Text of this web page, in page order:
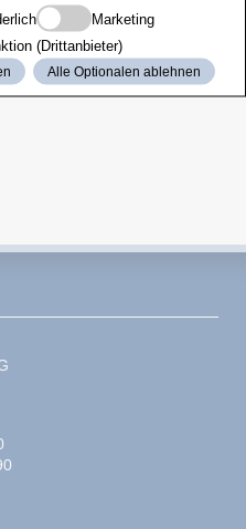
Marketing
(Drittanbieter)
Alle Optionalen ablehnen